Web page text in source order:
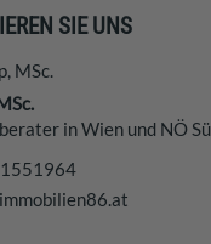
SIE UNS
in Wien und NÖ